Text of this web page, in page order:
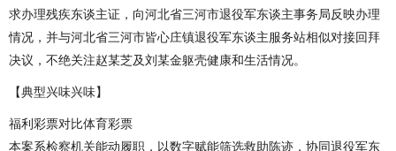
求办理残疾东谈主证，向河北省三河市退役军东谈主事务局反映办理
情况，并与河北省三河市皆心庄镇退役军东谈主服务站相似对接回拜
决议，不绝关注赵某芝及刘某金躯壳健康和生活情况。
【典型兴味兴味】
福利彩票对比体育彩票
本案系检察机关能动履职，以数字赋能筛选救助陈迹，协同退役军东